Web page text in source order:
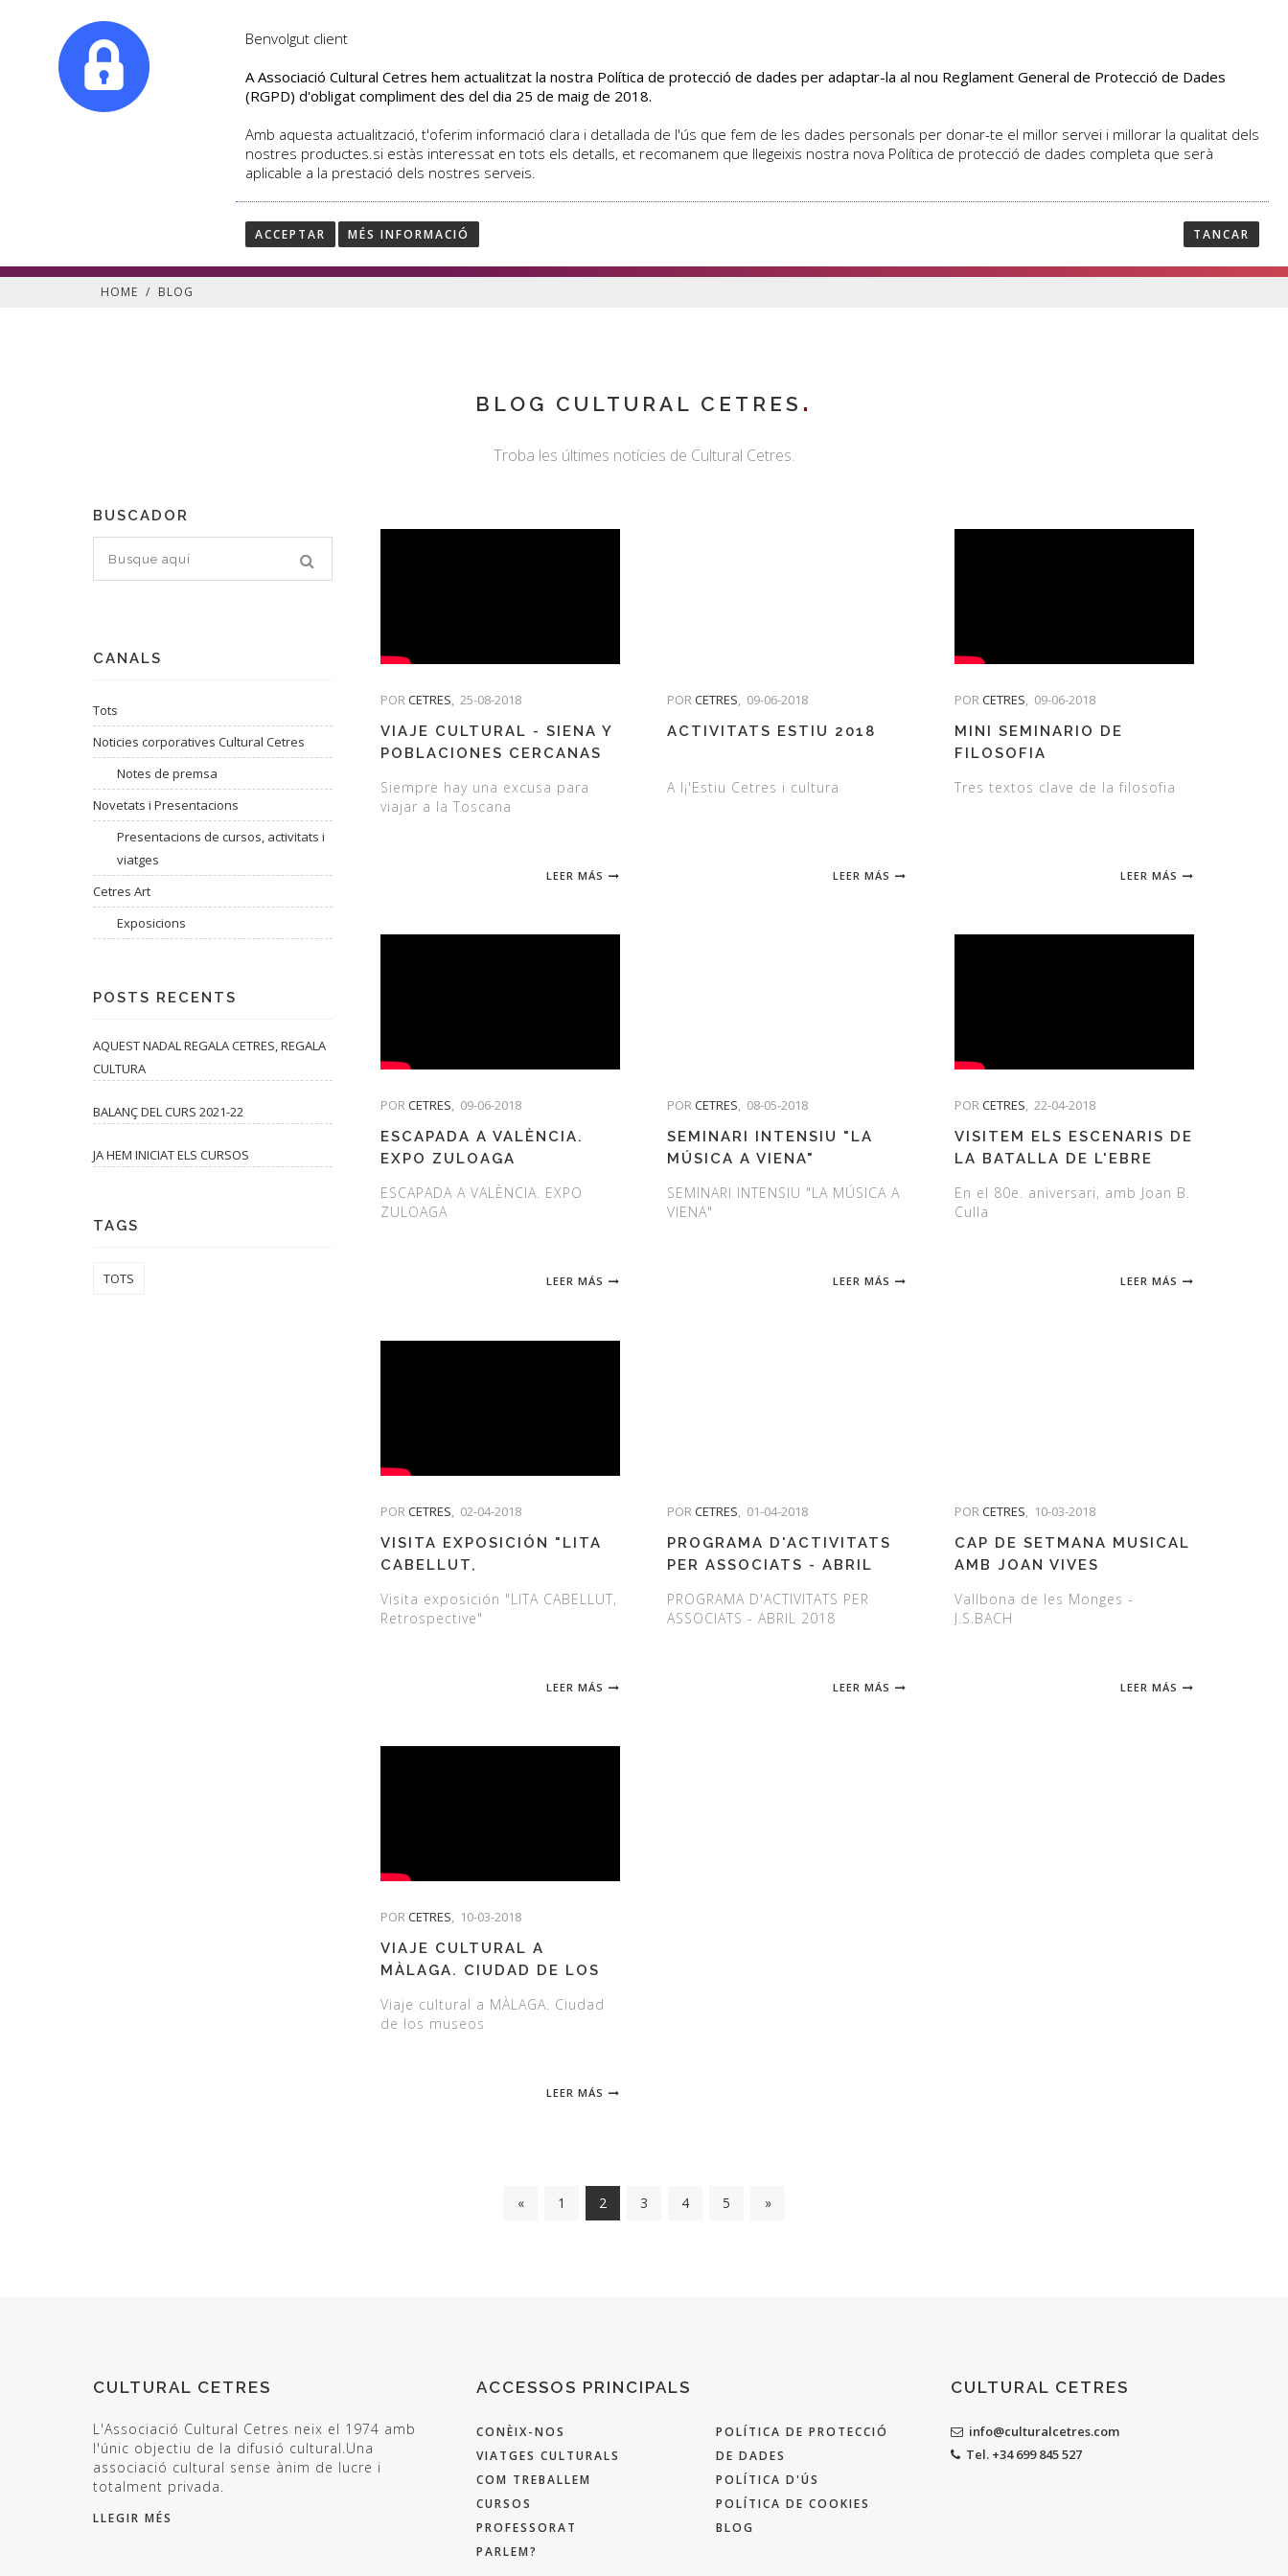
EL CENTRE CURSOS ACTIVITATS ASSOCIATS PROFESSORAT NOTICIES CONTACTAR
Segueix les últimes notícies
Blog de Cultural Cetres
HOME / BLOG
BLOG CULTURAL CETRES
Troba les últimes notícies de Cultural Cetres.
BUSCADOR
CANALS
Tots
Noticies corporatives Cultural Cetres
Notes de premsa
Novetats i Presentacions
Presentacions de cursos, activitats i
viatges
Cetres Art
Exposicions
POSTS RECENTS
AQUEST NADAL REGALA CETRES, REGALA
CULTURA
BALANÇ DEL CURS 2021-22
JA HEM INICIAT ELS CURSOS
TAGS
TOTS
PORCETRES, 25-08-2018
VIAJE CULTURAL - SIENA Y
POBLACIONES CERCANAS
Siempre hay una excusa para
viajar a la Toscana
LEER MÁS
PORCETRES, 09-06-2018
ACTIVITATS ESTIU 2018
A l¡'Estiu Cetres i cultura
LEER MÁS
PORCETRES, 09-06-2018
MINI SEMINARIO DE
FILOSOFIA
Tres textos clave de la filosofia
LEER MÁS
PORCETRES, 09-06-2018
ESCAPADA A VALÈNCIA.
EXPO ZULOAGA
ESCAPADA A VALÈNCIA. EXPO
ZULOAGA
LEER MÁS
PORCETRES, 08-05-2018
SEMINARI INTENSIU "LA
MÚSICA A VIENA"
SEMINARI INTENSIU "LA MÚSICA A
VIENA"
LEER MÁS
PORCETRES, 22-04-2018
VISITEM ELS ESCENARIS DE
LA BATALLA DE L'EBRE
En el 80e. aniversari, amb Joan B.
Culla
LEER MÁS
PORCETRES, 02-04-2018
VISITA EXPOSICIÓN "LITA
CABELLUT,
Visita exposición "LITA CABELLUT,
Retrospective"
LEER MÁS
PORCETRES, 01-04-2018
PROGRAMA D'ACTIVITATS
PER ASSOCIATS - ABRIL
PROGRAMA D'ACTIVITATS PER
ASSOCIATS - ABRIL 2018
LEER MÁS
PORCETRES, 10-03-2018
CAP DE SETMANA MUSICAL
AMB JOAN VIVES
Vallbona de les Monges -
J.S.BACH
LEER MÁS
PORCETRES, 10-03-2018
VIAJE CULTURAL A
MÀLAGA. CIUDAD DE LOS
Viaje cultural a MÀLAGA. Ciudad
de los museos
LEER MÁS
« 1 2 3 4 5 »
CULTURAL CETRES
L'Associació Cultural Cetres neix el 1974 amb
l'únic objectiu de la difusió cultural.Una
associació cultural sense ànim de lucre i
totalment privada.
LLEGIR MÉS
ACCESSOS PRINCIPALS
CONÈIX-NOS
VIATGES CULTURALS
COM TREBALLEM
CURSOS
PROFESSORAT
PARLEM?
POLÍTICA DE PROTECCIÓ
DE DADES
POLÍTICA D'ÚS
POLÍTICA DE COOKIES
BLOG
CULTURAL CETRES
info@culturalcetres.com
Tel. +34 699 845 527
Benvolgut client
A Associació Cultural Cetres hem actualitzat la nostra Política de protecció de dades per adaptar-la al nou Reglament General de Protecció de Dades
(RGPD) d'obligat compliment des del dia 25 de maig de 2018.
Amb aquesta actualització, t'oferim informació clara i detallada de l'ús que fem de les dades personals per donar-te el millor servei i millorar la qualitat dels
nostres productes.si estàs interessat en tots els detalls, et recomanem que llegeixis nostra nova Política de protecció de dades completa que serà
aplicable a la prestació dels nostres serveis.
ACCEPTAR MÉS INFORMACIÓ TANCAR